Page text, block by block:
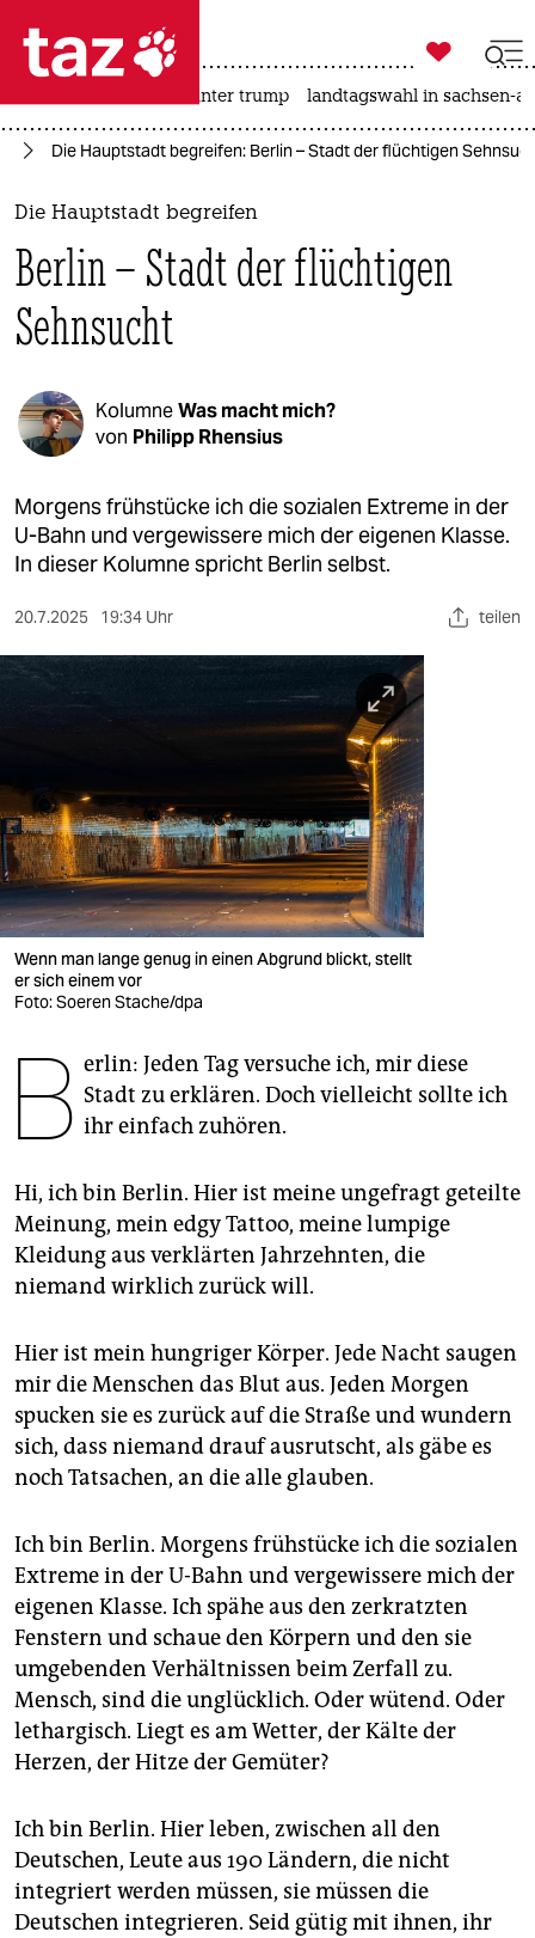
 taz zahl ich
taz zahl ich
themen
politik
öko
kultur
berlin
verlag
veranstaltungen
shop
fragen & hilfe
unterstützen
abo
epaper login

taz zahl ich
usa unter trump landtagswahl in sachsen-
Die Hauptstadt begreifen: Berlin – Stadt der flüchtigen
Die Hauptstadt begreifen
Berlin – Stadt der flüchtigen
Sehnsucht
KolumneWas macht mich?
von Philipp Rhensius
Morgens frühstücke ich die sozialen Extreme in der
U-Bahn und vergewissere mich der eigenen Klasse.
In dieser Kolumne spricht Berlin selbst.
20.7.2025 19:34 Uhr teilen
Wenn man lange genug in einen Abgrund blickt, stellt
er sich einem vor
Foto: Soeren Stache/dpa
B erlin: Jeden Tag versuche ich, mir diese
Stadt zu erklären. Doch vielleicht sollte ich
ihr einfach zuhören.
Hi, ich bin Berlin. Hier ist meine ungefragt geteilte
Meinung, mein edgy Tattoo, meine lumpige
Kleidung aus verklärten Jahrzehnten, die
niemand wirklich zurück will.
Hier ist mein hungriger Körper. Jede Nacht saugen
mir die Menschen das Blut aus. Jeden Morgen
spucken sie es zurück auf die Straße und wundern
sich, dass niemand drauf ausrutscht, als gäbe es
noch Tatsachen, an die alle glauben.
Ich bin Berlin. Morgens frühstücke ich die sozialen
Extreme in der U-Bahn und vergewissere mich der
eigenen Klasse. Ich spähe aus den zerkratzten
Fenstern und schaue den Körpern und den sie
umgebenden Verhältnissen beim Zerfall zu.
Mensch, sind die unglücklich. Oder wütend. Oder
lethargisch. Liegt es am Wetter, der Kälte der
Herzen, der Hitze der Gemüter?
Ich bin Berlin. Hier leben, zwischen all den
Deutschen, Leute aus 190 Ländern, die nicht
integriert werden müssen, sie müssen die
Deutschen integrieren. Seid gütig mit ihnen, ihr